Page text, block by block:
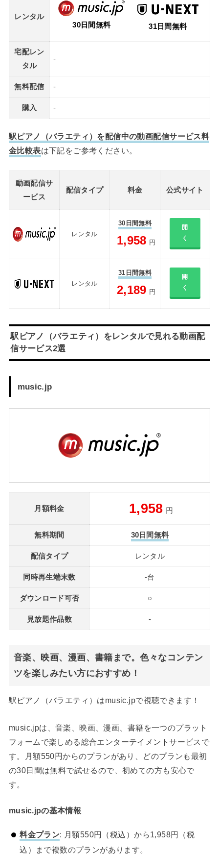
レンタル
30日間無料
31日間無料
宅配レン
タル
-
無料配信 -
購入 -
駅ピアノ（バラエティ）を配信中の動画配信サービス料
金比較表は下記をご参考ください。
動画配信サ
ービス
配信タイプ 料金 公式サイト
レンタル
30日間無料
1,958 円
開
く
レンタル
31日間無料
2,189 円
開
く
駅ピアノ（バラエティ）をレンタルで見れる動画配
信サービス2選
music.jp
月額料金 1,958 円
無料期間 30日間無料
配信タイプ レンタル
同時再生端末数 -台
ダウンロード可否 ○
見放題作品数 -
音楽、映画、漫画、書籍まで。色々なコンテン
ツを楽しみたい方におすすめ！
駅ピアノ（バラエティ）はmusic.jpで視聴できます！
music.jpは、音楽、映画、漫画、書籍を一つのプラット
フォームで楽しめる総合エンターテイメントサービスで
す。月額550円からのプランがあり、どのプランも最初
の30日間は無料で試せるので、初めての方も安心で
す。
music.jpの基本情報
料金プラン: 月額550円（税込）から1,958円（税
込）まで複数のプランがあります。